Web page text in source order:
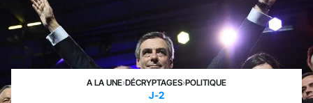
A LA UNE›DÉCRYPTAGES›POLITIQUE
J-2